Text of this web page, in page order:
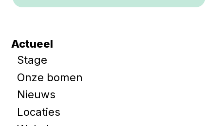
Actueel
Stage
Onze bomen
Nieuws
Locaties